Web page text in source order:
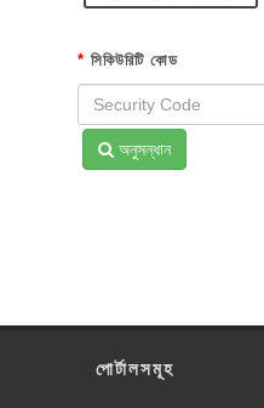
* সিকিউরিটি কোড
অনুসন্ধান
পোর্টালসমূহ